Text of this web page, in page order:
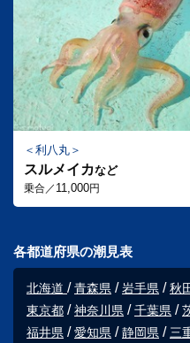
利八丸
スルメイカなど
乗合／ 11,000円
各都道府県の潮見表
北海道 青森県 岩手県 秋
東京都
神奈川県 千葉県
福井県
愛知県 静岡県 三